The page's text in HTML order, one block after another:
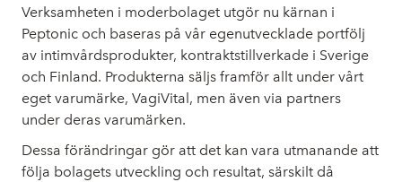
Verksamheten i moderbolaget utgör nu kärnan i
Peptonic och baseras på vår egenutvecklade portfölj
av intimvårdsprodukter, kontraktstillverkade i Sverige
och Finland. Produkterna säljs framför allt under vårt
eget varumärke, VagiVital, men även via partners
under deras varumärken.
Dessa förändringar gör att det kan vara utmanande att
följa bolagets utveckling och resultat, särskilt då